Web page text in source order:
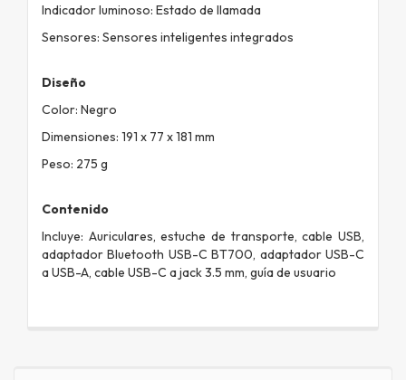
Indicador luminoso: Estado de llamada
Sensores: Sensores inteligentes integrados
Diseño
Color: Negro
Dimensiones: 191 x 77 x 181 mm
Peso: 275 g
Contenido
Incluye: Auriculares, estuche de transporte, cable USB,
adaptador Bluetooth USB-C BT700, adaptador USB-C
a USB-A, cable USB-C a jack 3.5 mm, guía de usuario